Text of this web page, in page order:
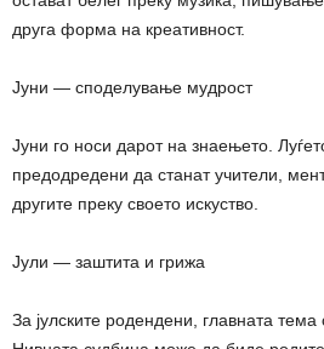
друга форма на креативност.
Јуни — споделување мудрост
Јуни го носи дарот на знаењето.
предодредени да станат учители,
другите преку своето искуство.
Јули — заштита и грижа
За јулските родендени, главната тема